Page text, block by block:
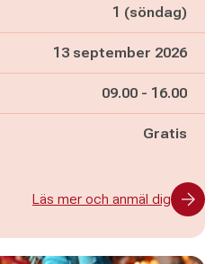
1 (söndag)
13 september 2026
Pågår mellan
09.00 - och
16.00
Gratis
Läs mer och anmäl dig